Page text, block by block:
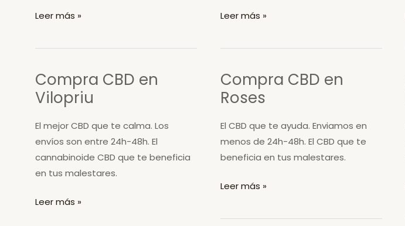
Compra
en
Leer más »
Compra
en
Leer más »
Compra CBD en
Vilopriu
El mejor CBD que te calma. Los
envíos son entre 24h-48h. El
cannabinoide CBD que te beneficia
en tus malestares.
Compra
Leer más »
Compra CBD en
Roses
El CBD que te ayuda. Enviamos en
menos de 24h-48h. El CBD que te
beneficia en tus malestares.
Compra
en
Leer más »